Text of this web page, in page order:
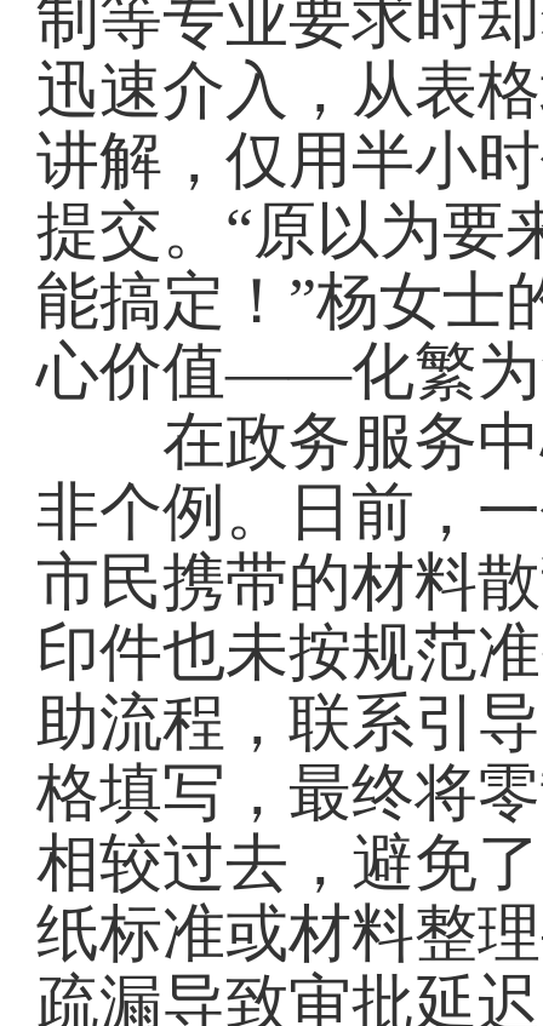
制等专业要求时
迅速介入，从表
讲解，仅用半小
提交。“原以为要
能搞定！”杨女士
心价值——化繁为
在政务服务中
非个例。日前，
市民携带的材料
印件也未按规范
助流程，联系引
格填写，最终将
相较过去，避免
纸标准或材料整
疏漏导致审批延